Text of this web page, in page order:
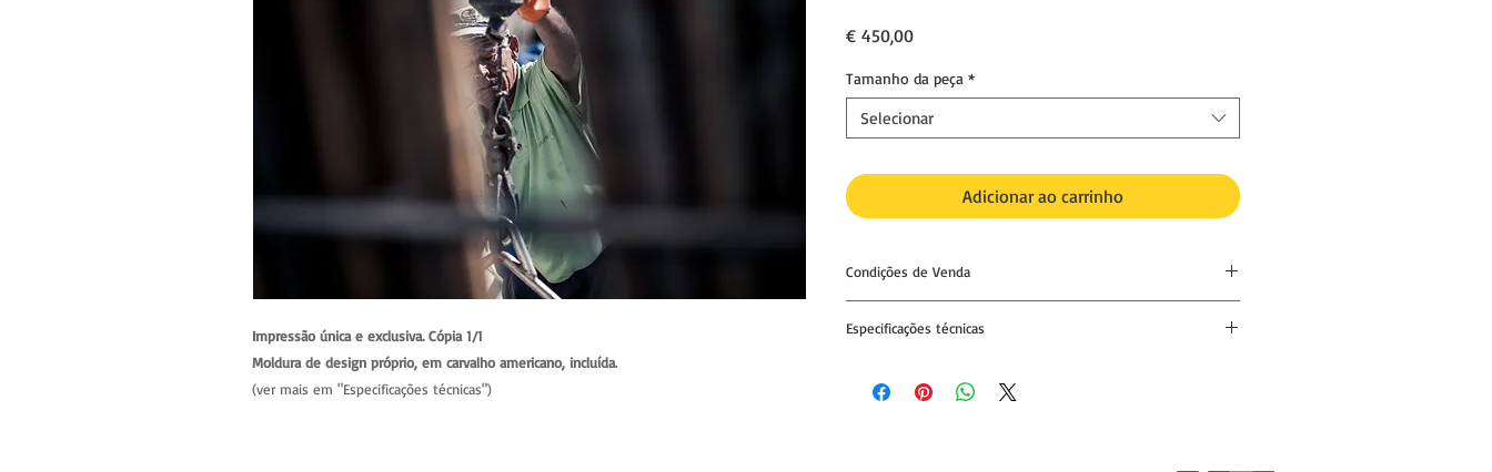
Impressão única e exclusiva. Cópia 1/1
Moldura de design próprio, em carvalho americano, incluída.
(ver mais em "Especificações técnicas")
€ 450,00Preço
Tamanho da peça *
Selecionar
Adicionar ao carrinho
Condições de Venda
excepto para exposições do autor e sempre com a devida
autorização do comprador/colecionador.
Especificações técnicas
Papel fine art, acid free, Brilliant Museum, acetinado